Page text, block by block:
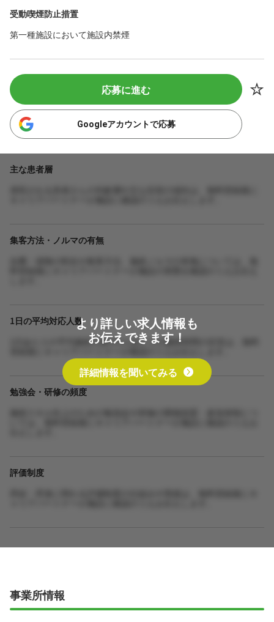
受動喫煙防止措置
第一種施設において施設内禁煙
応募に進む
Googleアカウントで応募
主な患者層
集客方法・ノルマの有無
1日の平均対応人数
1日あたりの平均施術人数や1人あたりの施術時間の目安は、無料
勉強会・研修の頻度
評価制度
より詳しい求人情報も
お伝えできます！
詳細情報を聞いてみる
事業所情報